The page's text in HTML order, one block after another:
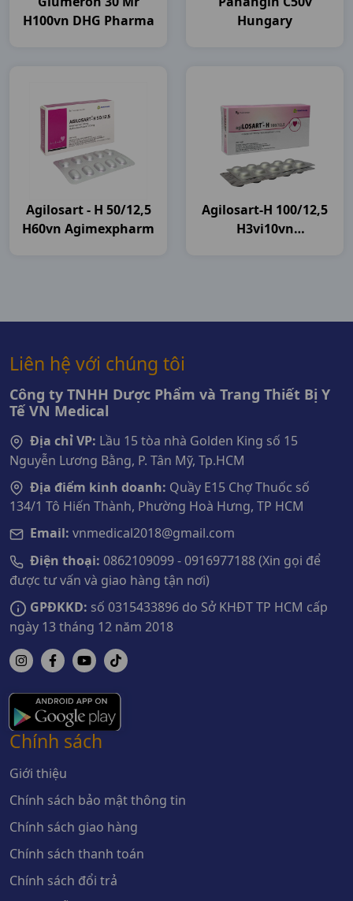
H100vn DHG Pharma
Hungary
Agilosart - H 50/12,5
H60vn Agimexpharm
Agilosart-H 100/12,5
H3vi10vn
Liên hệ với chúng tôi
Công ty TNHH Dược Phẩm và Trang Thiết Bị Y
Tế VN Medical
Địa chỉ VP: Lầu 15 tòa nhà Golden King số 15
Nguyễn Lương Bằng, P. Tân Mỹ, Tp.HCM
Địa điểm kinh doanh: Quầy E15 Chợ Thuốc số
134/1 Tô Hiến Thành, Phường Hoà Hưng, TP HCM
Email: vnmedical2018@gmail.com
Điện thoại: 0862109099 - 0916977188 (Xin gọi để
được tư vấn và giao hàng tận nơi)
GPĐKKD: số 0315433896 do Sở KHĐT TP HCM cấp
ngày 13 tháng 12 năm 2018
Chính sách
Giới thiệu
Chính sách bảo mật thông tin
Chính sách giao hàng
Chính sách thanh toán
Chính sách đổi trả